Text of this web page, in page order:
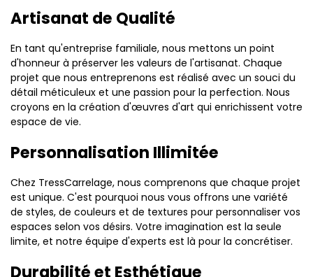
Artisanat de Qualité
En tant qu'entreprise familiale, nous mettons un point
d'honneur à préserver les valeurs de l'artisanat. Chaque
projet que nous entreprenons est réalisé avec un souci du
détail méticuleux et une passion pour la perfection. Nous
croyons en la création d'œuvres d'art qui enrichissent votre
espace de vie.
Personnalisation Illimitée
Chez TressCarrelage, nous comprenons que chaque projet
est unique. C'est pourquoi nous vous offrons une variété
de styles, de couleurs et de textures pour personnaliser vos
espaces selon vos désirs. Votre imagination est la seule
limite, et notre équipe d'experts est là pour la concrétiser.
Durabilité et Esthétique